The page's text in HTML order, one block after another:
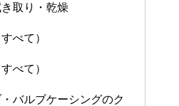
取り・乾燥
べて）
べて）
バルブケーシングのク